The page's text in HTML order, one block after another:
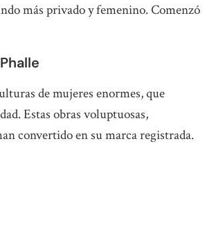
más privado y femenino. Comenzó
de mujeres enormes, que
Estas obras voluptuosas,
convertido en su marca registrada.